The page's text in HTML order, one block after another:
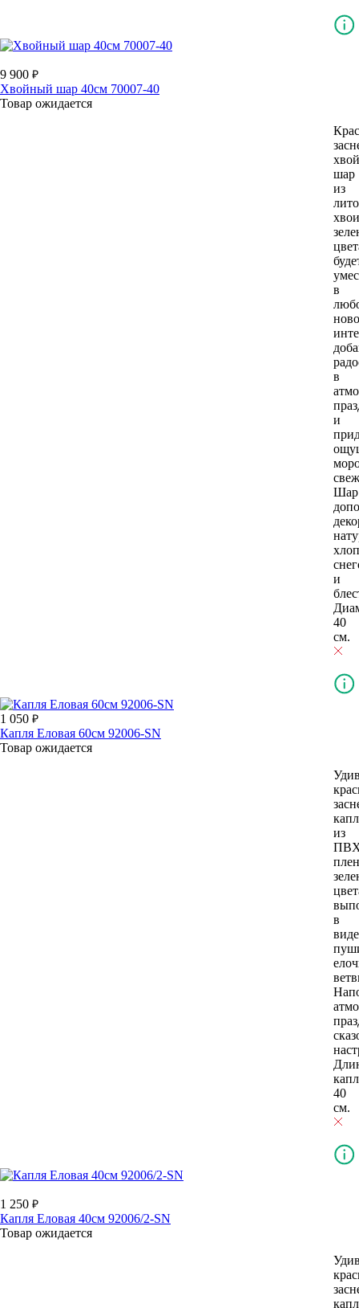
9 900
Хвойный шар 40см 70007-40
Товар ожидается
шар
из
хвои
в
в
и
Шар
и
40
см.
1 050
Капля Еловая 60см 92006-SN
Товар ожидается
из
в
виде
40
см.
1 250
Капля Еловая 40см 92006/2-SN
Товар ожидается